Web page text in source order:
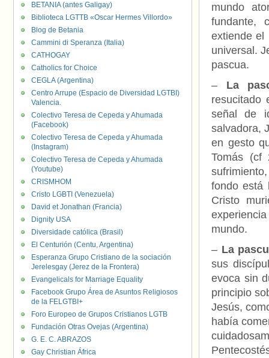
mundo
fundante,
extiende el
universal.
pascua.
– La
resucitado
señal de
salvadora,
en gesto
Tomás (cf
fondo está
Cristo
mundo.
– La
sus
evoca sin
principio
Jesús,
había
BETANIA (antes Galigay)
Biblioteca LGTTB «Oscar Hermes Villordo»
Blog de Betania
Cammini di Speranza (Italia)
CATHOGAY
Catholics for Choice
CEGLA (Argentina)
Centro Arrupe (Espacio de Diversidad LGTBI)
Valencia.
Colectivo Teresa de Cepeda y Ahumada
(Facebook)
Colectivo Teresa de Cepeda y Ahumada
(Instagram)
Colectivo Teresa de Cepeda y Ahumada
(Youtube)
CRISMHOM
Cristo LGBTI (Venezuela)
David et Jonathan (Francia)
Dignity USA
Diversidade católica (Brasil)
El Centurión (Centu, Argentina)
Esperanza Grupo Cristiano de la sociación
Jerelesgay (Jerez de la Frontera)
Evangelicals for Marriage Equality
Facebook Grupo Área de Asuntos Religiosos
de la FELGTBI+
Foro Europeo de Grupos Cristianos LGTB
Fundación Otras Ovejas (Argentina)
G. E. C. ABRAZOS
Gay Christian África